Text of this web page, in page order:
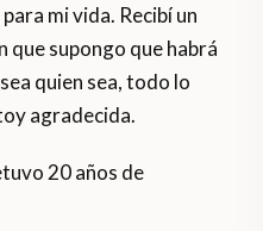
mi vida. Recibí un
que supongo que habrá
quien sea, todo lo
agradecida.
20 años de